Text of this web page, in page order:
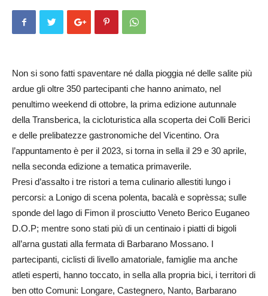
Non si sono fatti spaventare né dalla pioggia né delle salite più
ardue gli oltre 350 partecipanti che hanno animato, nel
penultimo weekend di ottobre, la prima edizione autunnale
della Transberica, la cicloturistica alla scoperta dei Colli Berici
e delle prelibatezze gastronomiche del Vicentino. Ora
l’appuntamento è per il 2023, si torna in sella il 29 e 30 aprile,
nella seconda edizione a tematica primaverile.
Presi d’assalto i tre ristori a tema culinario allestiti lungo i
percorsi: a Lonigo di scena polenta, bacalà e soprèssa; sulle
sponde del lago di Fimon il prosciutto Veneto Berico Euganeo
D.O.P; mentre sono stati più di un centinaio i piatti di bigoli
all’arna gustati alla fermata di Barbarano Mossano. I
partecipanti, ciclisti di livello amatoriale, famiglie ma anche
atleti esperti, hanno toccato, in sella alla propria bici, i territori di
ben otto Comuni: Longare, Castegnero, Nanto, Barbarano